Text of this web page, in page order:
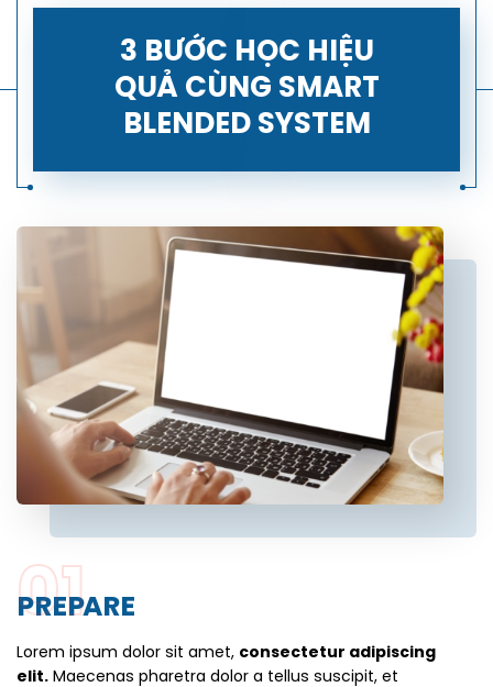
3 BƯỚC HỌC HIỆU
QUẢ CÙNG SMART
BLENDED SYSTEM
01
PREPARE
Lorem ipsum dolor sit amet, consectetur adipiscing
elit. Maecenas pharetra dolor a tellus suscipit, et